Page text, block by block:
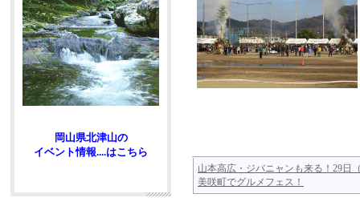
岡山県北津山の
イベント情報....はこちら
山本高広・ジバニャンも来る！29日
美咲町でグルメフェス！